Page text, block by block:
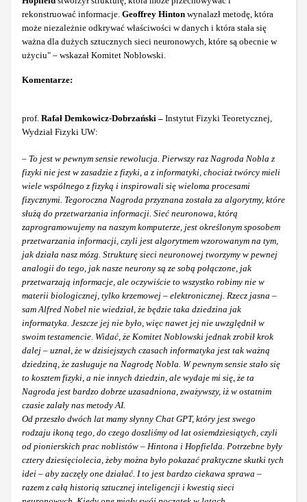
rekonstruować informacje. Geoffrey Hinton wynalazł metodę, która
może niezależnie odkrywać właściwości w danych i która stała się
ważna dla dużych sztucznych sieci neuronowych, które są obecnie w
użyciu" – wskazał Komitet Noblowski.
Komentarze:
prof. Rafał Demkowicz-Dobrzański – Instytut Fizyki Teoretycznej,
Wydział Fizyki UW:
– To jest w pewnym sensie rewolucja. Pierwszy raz Nagroda Nobla z
fizyki nie jest w zasadzie z fizyki, a z informatyki, chociaż twórcy mieli
wiele wspólnego z fizyką i inspirowali się wieloma procesami
fizycznymi. Tegoroczna Nagroda przyznana została za algorytmy, które
służą do przetwarzania informacji. Sieć neuronowa, którą
zaprogramowujemy na naszym komputerze, jest określonym sposobem
przetwarzania informacji, czyli jest algorytmem wzorowanym na tym,
jak działa nasz mózg. Strukturę sieci neuronowej tworzymy w pewnej
analogii do tego, jak nasze neurony są ze sobą połączone, jak
przetwarzają informacje, ale oczywiście to wszystko robimy nie w
materii biologicznej, tylko krzemowej – elektronicznej. Rzecz jasna –
sam Alfred Nobel nie wiedział, że będzie taka dziedzina jak
informatyka. Jeszcze jej nie było, więc nawet jej nie uwzględnił w
swoim testamencie. Widać, że Komitet Noblowski jednak zrobił krok
dalej – uznał, że w dzisiejszych czasach informatyka jest tak ważną
dziedziną, że zasługuje na Nagrodę Nobla. W pewnym sensie stało się
to kosztem fizyki, a nie innych dziedzin, ale wydaje mi się, że ta
Nagroda jest bardzo dobrze uzasadniona, zważywszy, iż w ostatnim
czasie zalały nas metody AI.
Od przeszło dwóch lat mamy słynny Chat GPT, który jest swego
rodzaju ikoną tego, do czego doszliśmy od lat osiemdziesiątych, czyli
od pionierskich prac noblistów – Hintona i Hopfielda. Potrzebne były
cztery dziesięciolecia, żeby można było pokazać praktyczne skutki tych
idei – aby zaczęły one działać. I to jest bardzo ciekawa sprawa –
razem z całą historią sztucznej inteligencji i kwestią sieci